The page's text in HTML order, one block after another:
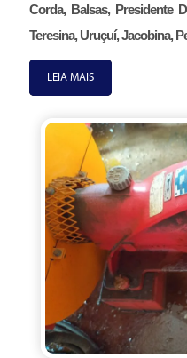
Corda, Balsas, Presidente
Teresina, Uruçuí, Jacobina,
LEIA MAIS